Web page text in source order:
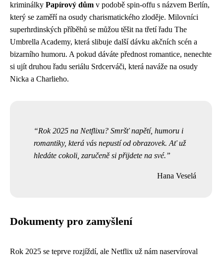
kriminálky Papírový dům v podobě spin-offu s názvem Berlín,
který se zaměří na osudy charismatického zloděje. Milovníci
superhrdinských příběhů se můžou těšit na třetí řadu The
Umbrella Academy, která slibuje další dávku akčních scén a
bizarního humoru. A pokud dáváte přednost romantice, nenechte
si ujít druhou řadu seriálu Srdcerváči, která naváže na osudy
Nicka a Charlieho.
Rok 2025 na Netflixu? Smršť napětí, humoru i
romantiky, která vás nepustí od obrazovek. Ať už
hledáte cokoli, zaručeně si přijdete na své.
Hana Veselá
Dokumenty pro zamyšlení
Rok 2025 se teprve rozjíždí, ale Netflix už nám naservíroval